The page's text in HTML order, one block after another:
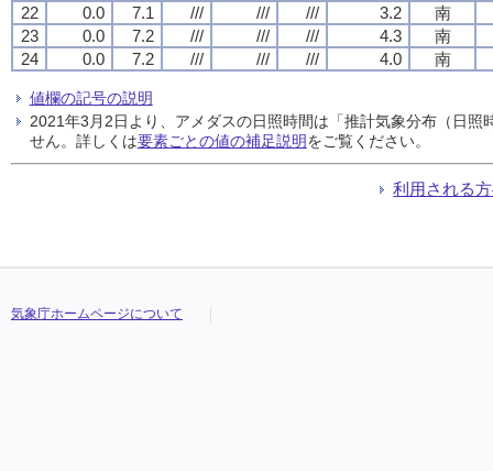
22
0.0 7.1 /// /// /// 3.2
南
23
0.0 7.2 /// /// /// 4.3
南
24
0.0 7.2 /// /// /// 4.0 南
値欄の記号の説明
2021年3月2日より、アメダスの日照時間は「推計気象分布（日
せん。詳しくは要素ごとの値の補足説明をご覧ください。
利用される
気象庁ホームページについて